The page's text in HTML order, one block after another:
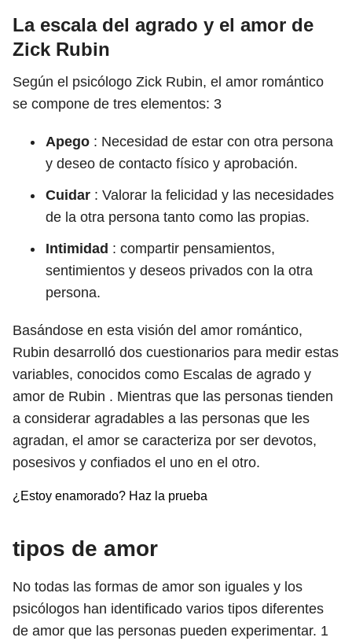
La escala del agrado y el amor de
Zick Rubin
Según el psicólogo Zick Rubin, el amor romántico
se compone de tres elementos: 3
Apego : Necesidad de estar con otra persona
y deseo de contacto físico y aprobación.
Cuidar : Valorar la felicidad y las necesidades
de la otra persona tanto como las propias.
Intimidad : compartir pensamientos,
sentimientos y deseos privados con la otra
persona.
Basándose en esta visión del amor romántico,
Rubin desarrolló dos cuestionarios para medir estas
variables, conocidos como Escalas de agrado y
amor de Rubin . Mientras que las personas tienden
a considerar agradables a las personas que les
agradan, el amor se caracteriza por ser devotos,
posesivos y confiados el uno en el otro.
¿Estoy enamorado? Haz la prueba
tipos de amor
No todas las formas de amor son iguales y los
psicólogos han identificado varios tipos diferentes
de amor que las personas pueden experimentar. 1